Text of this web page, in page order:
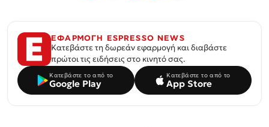
ΕΦΑΡΜΟΓΗ ESPRESSO NEWS
Κατεβάστε τη δωρεάν εφαρμογή και διαβάστε
πρώτοι τις ειδήσεις στο κινητό σας.
Κατεβάστε το από το
Google Play
Κατεβάστε το από το
App Store